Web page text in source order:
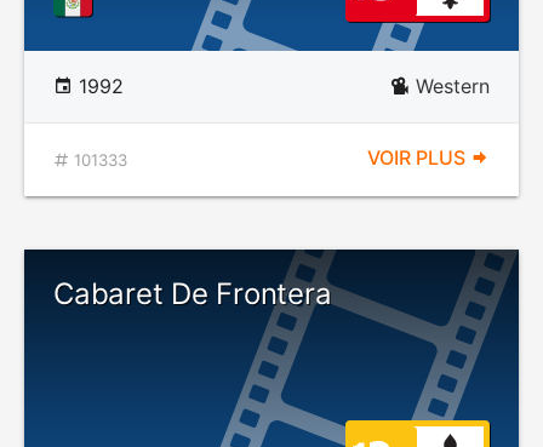
1992 Western
101333 VOIR PLUS
Cabaret De Frontera